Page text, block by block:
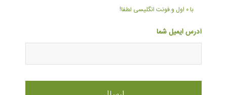
با ۰ اول و فونت انگلیسی لطفا!
آدرس ایمیل شما